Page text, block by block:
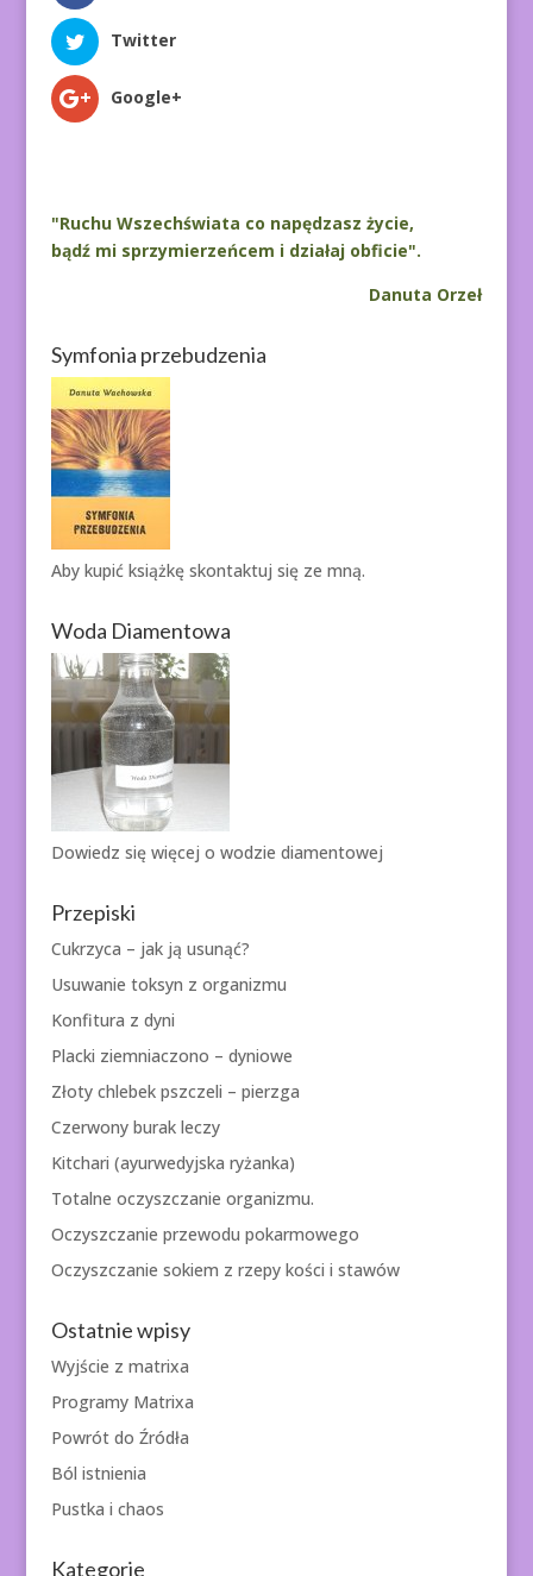
Twitter
Google+
"Ruchu Wszechświata co napędzasz życie,
bądź mi sprzymierzeńcem i działaj obficie".
Danuta Orzeł
Symfonia przebudzenia
Aby kupić książkę skontaktuj się ze mną.
Woda Diamentowa
Dowiedz się więcej o wodzie diamentowej
Przepiski
Cukrzyca – jak ją usunąć?
Usuwanie toksyn z organizmu
Konfitura z dyni
Placki ziemniaczono – dyniowe
Złoty chlebek pszczeli – pierzga
Czerwony burak leczy
Kitchari (ayurwedyjska ryżanka)
Totalne oczyszczanie organizmu.
Oczyszczanie przewodu pokarmowego
Oczyszczanie sokiem z rzepy kości i stawów
Ostatnie wpisy
Wyjście z matrixa
Programy Matrixa
Powrót do Źródła
Ból istnienia
Pustka i chaos
Kategorie